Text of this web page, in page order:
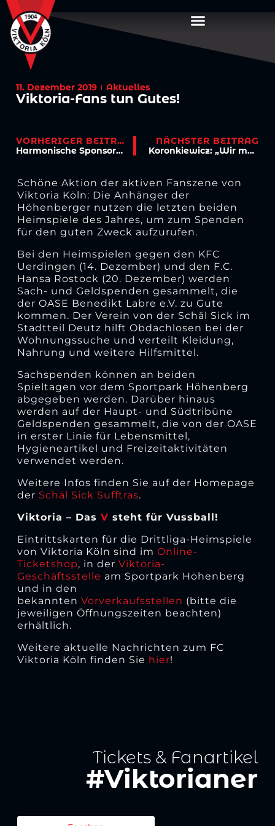
11. Dezember 2019 Aktuelles
Viktoria-Fans tun Gutes!
VORHERIGER BEITRAG
Harmonische Sponsoren-Weihnachtsfeier
NÄCHSTER BEITRAG
Koronkiewicz: „Wir müssen Mut zeigen!“
Schöne Aktion der aktiven Fanszene von
Viktoria Köln: Die Anhänger der
Höhenberger nutzen die letzten beiden
Heimspiele des Jahres, um zum Spenden
für den guten Zweck aufzurufen.
Bei den Heimspielen gegen den KFC
Uerdingen (14. Dezember) und den F.C.
Hansa Rostock (20. Dezember) werden
Sach- und Geldspenden gesammelt, die
der OASE Benedikt Labre e.V. zu Gute
kommen. Der Verein von der Schäl Sick im
Stadtteil Deutz hilft Obdachlosen bei der
Wohnungssuche und verteilt Kleidung,
Nahrung und weitere Hilfsmittel.
Sachspenden können an beiden
Spieltagen vor dem Sportpark Höhenberg
abgegeben werden. Darüber hinaus
werden auf der Haupt- und Südtribüne
Geldspenden gesammelt, die von der OASE
in erster Linie für Lebensmittel,
Hygieneartikel und Freizeitaktivitäten
verwendet werden.
Weitere Infos finden Sie auf der Homepage
der Schäl Sick Sufftras.
Viktoria – Das V steht für Vussball!
Eintrittskarten für die Drittliga-Heimspiele
von Viktoria Köln sind im Online-
Ticketshop, in der Viktoria-
Geschäftsstelle am Sportpark Höhenberg
und in den
bekannten Vorverkaufsstellen (bitte die
jeweiligen Öffnungszeiten beachten)
erhältlich.
Weitere aktuelle Nachrichten zum FC
Viktoria Köln finden Sie hier!
Tickets & Fanartikel
#Viktorianer